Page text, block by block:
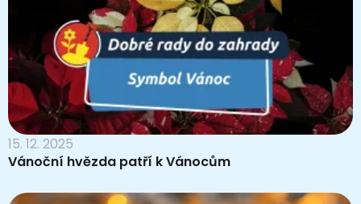
15. 12. 2025
Vánoční hvězda patří k Vánocům